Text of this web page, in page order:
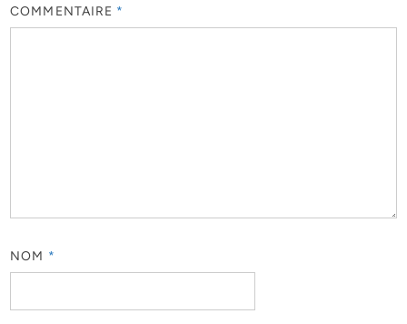
COMMENTAIRE *
NOM *